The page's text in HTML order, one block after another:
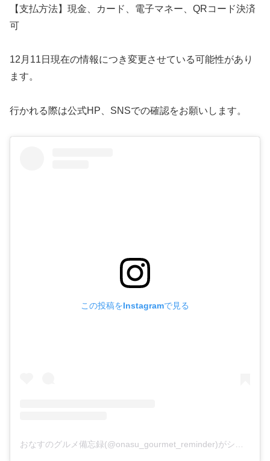
【支払方法】現金、カード、電子マネー、QRコード決済
可
12月11日現在の情報につき変更させている可能性があり
ます。
行かれる際は公式HP、SNSでの確認をお願いします。
この投稿をInstagramで見る